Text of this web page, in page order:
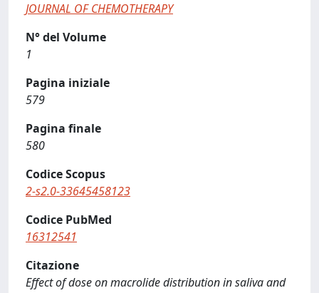
JOURNAL OF CHEMOTHERAPY
N° del Volume
1
Pagina iniziale
579
Pagina finale
580
Codice Scopus
2-s2.0-33645458123
Codice PubMed
16312541
Citazione
Effect of dose on macrolide distribution in saliva and